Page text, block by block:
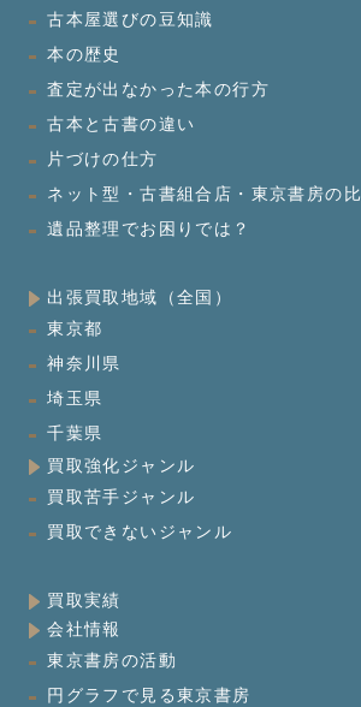
古本屋選びの豆知識
本の歴史
査定が出なかった本の行方
古本と古書の違い
片づけの仕方
ネット型・古書組合店・東京書房の
遺品整理でお困りでは？
出張買取地域（全国）
東京都
神奈川県
埼玉県
千葉県
買取強化ジャンル
買取苦手ジャンル
買取できないジャンル
買取実績
会社情報
東京書房の活動
円グラフで見る東京書房